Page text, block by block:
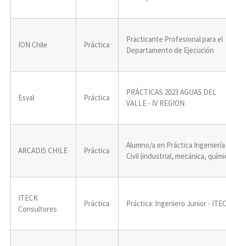
ION Chile Práctica
Practicante Profesional para el
Departamento de Ejecución
Esval Práctica
PRÁCTICAS 2023 AGUAS DEL
VALLE - IV REGION
ARCADIS CHILE Práctica
Alumno/a en Práctica Ingeniería
Civil (industrial, mecánica,
ITECK
Consultores
Práctica Práctica: Ingeniero Junior -